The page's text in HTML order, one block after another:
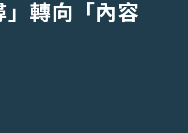
轉向「內容